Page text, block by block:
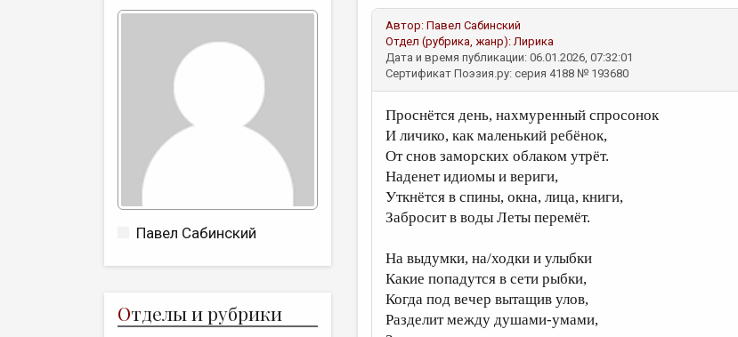
Павел Сабинский
Отделы и рубрики
Автор: Павел Сабинский
Отдел (рубрика, жанр):Лирика
Дата и время публикации: 06.01.2026, 07:32:01
Сертификат Поэзия.ру: серия 4188 № 193680
Проснётся день, нахмуренный спросонок
И личико, как маленький ребёнок,
От снов заморских облаком утрёт.
Наденет идиомы и вериги,
Уткнётся в спины, окна, лица, книги,
Забросит в воды Леты перемёт.
На выдумки, на/ходки и улыбки
Какие попадутся в сети рыбки,
Когда под вечер вытащив улов,
Разделит между душами-умами,